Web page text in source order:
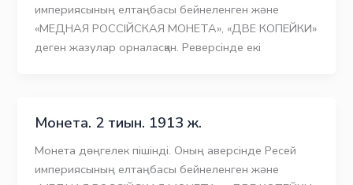
империясының елтаңбасы бейнеленген және
«МЕДНАЯ РОССIЙСКАЯ МОНЕТА», «ДВЕ КОПЕЙКИ»
деген жазулар орналасқан. Реверсінде екі
Монета. 2 тиын. 1913 ж.
Монета дөңгелек пішінді. Оның аверсінде Ресей
империясының елтаңбасы бейнеленген және